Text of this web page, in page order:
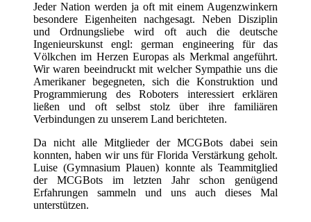
Jeder Nation werden ja oft mit einem Augenzwinkern
besondere Eigenheiten nachgesagt. Neben Disziplin
und Ordnungsliebe wird oft auch die deutsche
Ingenieurskunst engl: german engineering für das
Völkchen im Herzen Europas als Merkmal angeführt.
Wir waren beeindruckt mit welcher Sympathie uns die
Amerikaner begegneten, sich die Konstruktion und
Programmierung des Roboters interessiert erklären
ließen und oft selbst stolz über ihre familiären
Verbindungen zu unserem Land berichteten.
Da nicht alle Mitglieder der MCGBots dabei sein
konnten, haben wir uns für Florida Verstärkung geholt.
Luise (Gymnasium Plauen) konnte als Teammitglied
der MCGBots im letzten Jahr schon genügend
Erfahrungen sammeln und uns auch dieses Mal
unterstützen.